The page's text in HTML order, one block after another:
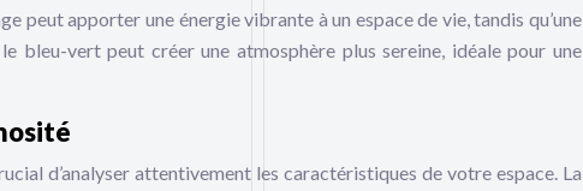
peut apporter une énergie vibrante à un espace de vie, tandis qu’une
bleu-vert peut créer une atmosphère plus sereine, idéale pour une
d’analyser attentivement les caractéristiques de votre espace. La